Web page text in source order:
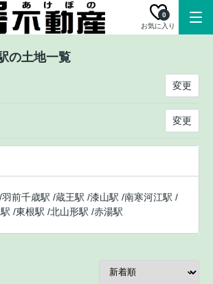
お気に入り
0
の土地一覧
変更
変更
/羽前千歳駅 /蔵王駅 /漆山駅 /南寒河江駅 /
/東根駅 /北山形駅 /赤湯駅